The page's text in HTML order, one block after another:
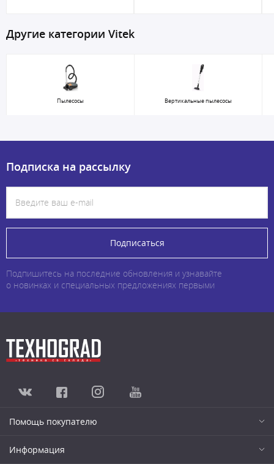
Другие категории Vitek
Пылесосы Вертикальные пылесосы
Подписка на рассылку
Подписаться
Подпишитесь на последние обновления и узнавайте
о новинках и специальных предложениях первыми
Помощь покупателю
Информация